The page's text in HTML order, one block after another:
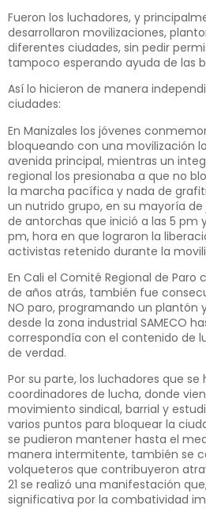
Fueron los luchadores, y
desarrollaron movilizaciones,
diferentes ciudades, sin pedir
tampoco esperando ayuda de las
Así lo hicieron de manera
ciudades:
En Manizales los jóvenes
bloqueando con una movilización
avenida principal, mientras un
regional los presionaba a que no
la marcha pacífica y nada de
un nutrido grupo, en su mayoría
de antorchas que inició a las 5 pm
pm, hora en que lograron la
activistas retenido durante la
En Cali el Comité Regional de Paro
de años atrás, también fue
NO paro, programando un plantón
desde la zona industrial SAMECO
correspondía con el contenido de
de verdad.
Por su parte, los luchadores que
coordinadores de lucha, donde
movimiento sindical, barrial y
varios puntos para bloquear la
se pudieron mantener hasta el
manera intermitente, también se
volqueteros que contribuyeron
21 se realizó una manifestación
significativa por la combatividad